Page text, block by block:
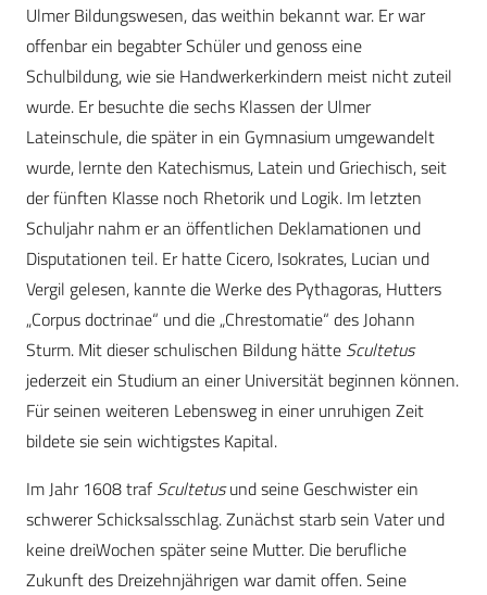
Ulmer Bildungswesen, das weithin bekannt war. Er war
offenbar ein begabter Schüler und genoss eine
Schulbildung, wie sie Handwerkerkindern meist nicht zuteil
wurde. Er besuchte die sechs Klassen der Ulmer
Lateinschule, die später in ein Gymnasium umgewandelt
wurde, lernte den Katechismus, Latein und Griechisch, seit
der fünften Klasse noch Rhetorik und Logik. Im letzten
Schuljahr nahm er an öffentlichen Deklamationen und
Disputationen teil. Er hatte Cicero, Isokrates, Lucian und
Vergil gelesen, kannte die Werke des Pythagoras, Hutters
„Corpus doctrinae“ und die „Chrestomatie“ des Johann
Sturm. Mit dieser schulischen Bildung hätte Scultetus
jederzeit ein Studium an einer Universität beginnen können.
Für seinen weiteren Lebensweg in einer unruhigen Zeit
bildete sie sein wichtigstes Kapital.
Im Jahr 1608 trafScultetusund seine Geschwister ein
schwerer Schicksalsschlag. Zunächst starb sein Vater und
keine dreiWochen später seine Mutter. Die berufliche
Zukunft des Dreizehnjährigen war damit offen. Seine